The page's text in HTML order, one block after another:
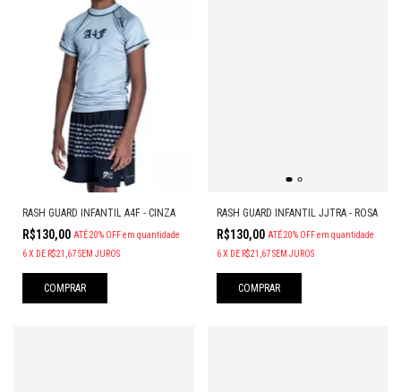
RASH GUARD INFANTIL A4F - CINZA
R$130,00 ATÉ 20% OFFem quantidade
6X DE R$21,67SEM JUROS
COMPRAR
RASH GUARD INFANTIL JJTRA - ROSA
R$130,00 ATÉ 20% OFF em quantidade
6 X DE R$21,67 SEM JUROS
COMPRAR